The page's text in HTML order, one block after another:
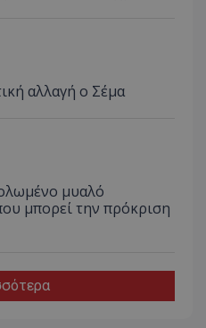
αλλαγή ο Σέμα
μυαλό
μπορεί την πρόκριση